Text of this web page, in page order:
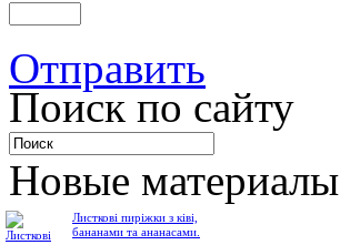
Отправить
Поиск по сайту
Новые материалы
Листкові пиріжки з ківі,
бананами та ананасами.